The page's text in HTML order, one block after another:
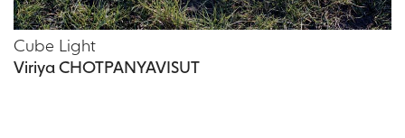
Cube Light
Viriya CHOTPANYAVISUT